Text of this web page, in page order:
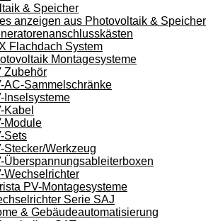
& Speicher
anzeigen aus Photovoltaik & Speicher
Flachdach System
Montagesysteme
Zubehör
AC-Sammelschränke
Inselsysteme
Kabel
Module
Sets
Stecker/Werkzeug
Überspannungsableiterboxen
Wechselrichter
PV-Montagesysteme
Serie SAJ
& Gebäudeautomatisierung